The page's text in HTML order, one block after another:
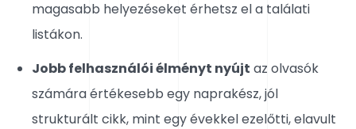
magasabb helyezéseket érhetsz el a találati
listákon.
Jobb felhasználói élményt nyújt az olvasók
számára értékesebb egy naprakész, jól
strukturált cikk, mint egy évekkel ezelőtti, elavult